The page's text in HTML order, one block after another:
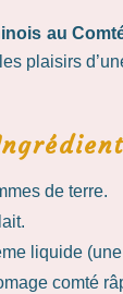
au
plaisirs
de terre.
liquide
comté